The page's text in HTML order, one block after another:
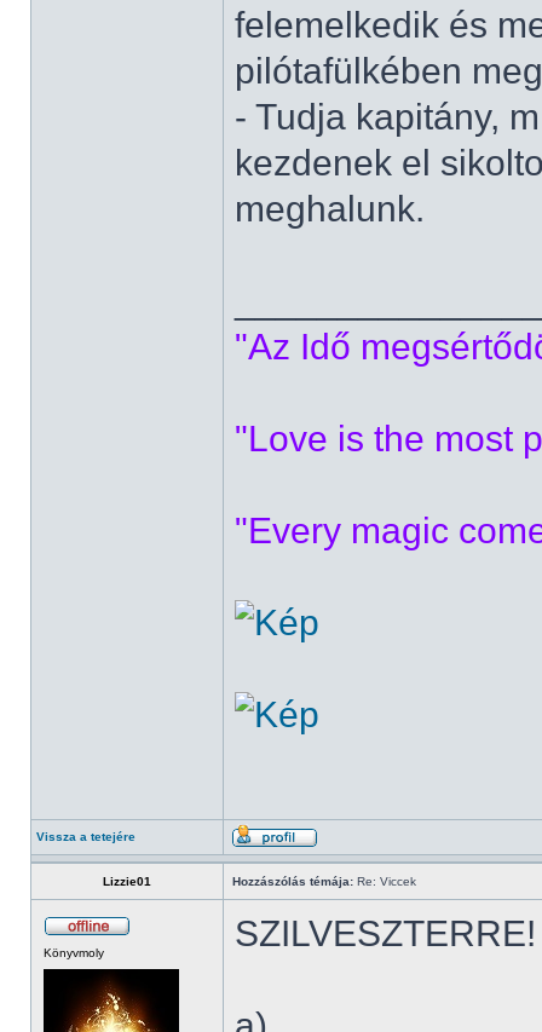
felemelkedik és
pilótafülkében
- Tudja kapitány,
kezdenek el
meghalunk.
"Az Idő
"Love is the most
"Every magic
Vissza a tetejére
Lizzie01 Hozzászólás témája: Re: Viccek
Könyvmoly SZILVESZTERRE!